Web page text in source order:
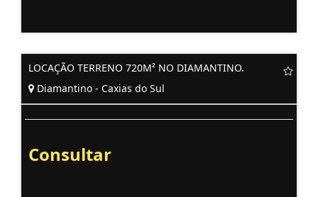
LOCAÇÃO TERRENO 720M² NO DIAMANTINO.
Diamantino - Caxias do Sul
Consultar